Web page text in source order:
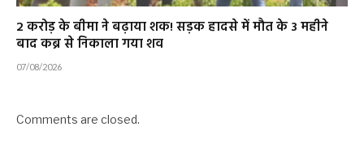
2 करोड़ के बीमा ने बढ़ाया शक! सड़क हादसे में मौत के 3 महीने
बाद कब्र से निकाला गया शव
07/08/2026
Comments are closed.